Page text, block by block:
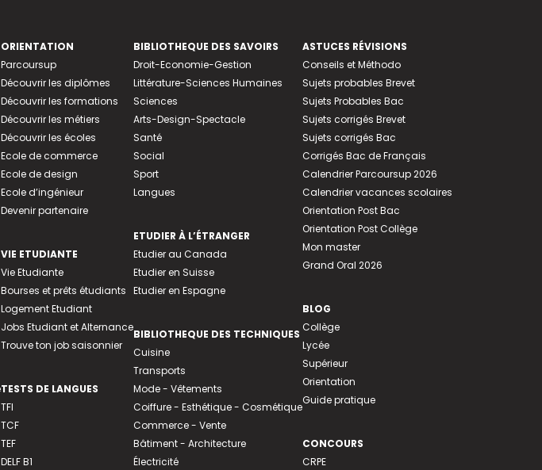
ORIENTATION
Parcoursup
Découvrir les diplômes
Découvrir les formations
Découvrir les métiers
Découvrir les écoles
Ecole de commerce
Ecole de design
Ecole d’ingénieur
Devenir partenaire
VIE ETUDIANTE
Vie Etudiante
Bourses et prêts étudiants
Logement Etudiant
Jobs Etudiant et Alternance
Trouve ton job saisonnier
TESTS DE LANGUES
TFI
TCF
TEF
DELF B1
BIBLIOTHEQUE DES SAVOIRS
Droit-Economie-Gestion
Littérature-Sciences Humaines
Sciences
Arts-Design-Spectacle
Santé
Social
Sport
Langues
ETUDIER À L’ÉTRANGER
Etudier au Canada
Etudier en Suisse
Etudier en Espagne
BIBLIOTHEQUE DES TECHNIQUES
Cuisine
Transports
Mode - Vêtements
Coiffure - Esthétique - Cosmétique
Commerce - Vente
Bâtiment - Architecture
Électricité
ASTUCES RÉVISIONS
Conseils et Méthodo
Sujets probables Brevet
Sujets Probables Bac
Sujets corrigés Brevet
Sujets corrigés Bac
Corrigés Bac de Français
Calendrier Parcoursup 2026
Calendrier vacances scolaires
Orientation Post Bac
Orientation Post Collège
Mon master
Grand Oral 2026
BLOG
Collège
Lycée
Supérieur
Orientation
Guide pratique
CONCOURS
CRPE